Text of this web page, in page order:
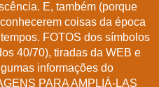
E, também (porque
coisas da época
FOTOS dos símbolos
40/70), tiradas da WEB e
informações do
PARA AMPLIÁ-LAS